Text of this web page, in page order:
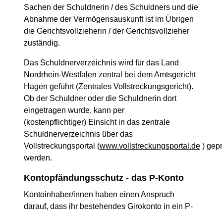
Sachen der Schuldnerin / des Schuldners und die
Abnahme der Vermögensauskunft ist im Übrigen
die Gerichtsvollzieherin / der Gerichtsvollzieher
zuständig.
Das Schuldnerverzeichnis wird für das Land
Nordrhein-Westfalen zentral bei dem Amtsgericht
Hagen geführt (Zentrales Vollstreckungsgericht).
Ob der Schuldner oder die Schuldnerin dort
eingetragen wurde, kann per
(kostenpflichtiger) Einsicht in das zentrale
Schuldnerverzeichnis über das
Vollstreckungsportal (www.vollstreckungsportal.de )
werden.
Kontopfändungsschutz - das P-Konto
Kontoinhaber/innen haben einen Anspruch
darauf, dass ihr bestehendes Girokonto in ein P-